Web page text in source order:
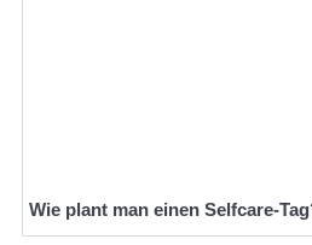
Wie plant man einen Selfcare-